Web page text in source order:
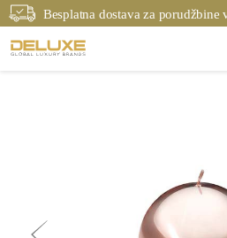
Besplatna dostava za porudžbine